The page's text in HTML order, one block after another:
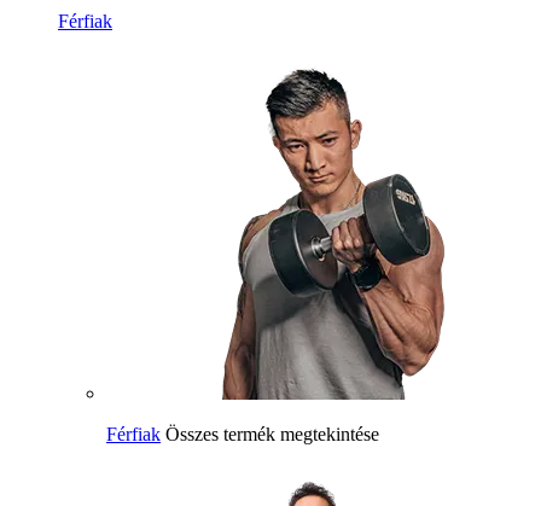
Férfiak
Férfiak Összes termék megtekintése